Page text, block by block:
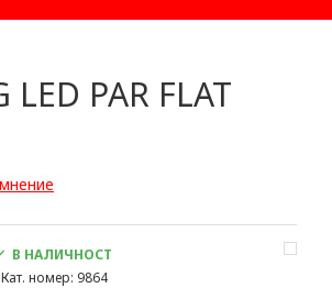
PAR FLAT
В НАЛИЧНОСТ
Кат. номер: 9864